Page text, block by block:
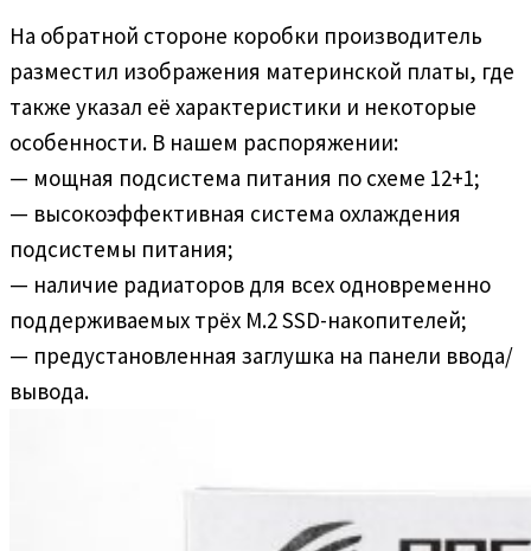
На обратной стороне коробки производитель
разместил изображения материнской платы, где
также указал её характеристики и некоторые
особенности. В нашем распоряжении:
— мощная подсистема питания по схеме 12+1;
— высокоэффективная система охлаждения
подсистемы питания;
— наличие радиаторов для всех одновременно
поддерживаемых трёх M.2 SSD-накопителей;
— предустановленная заглушка на панели ввода/
вывода.